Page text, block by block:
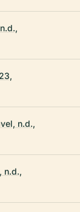
n.d.,
n.d.,